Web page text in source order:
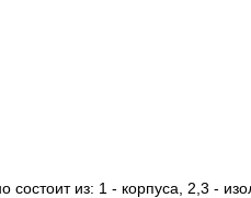
состоит из: 1 - корпуса, 2,3 -